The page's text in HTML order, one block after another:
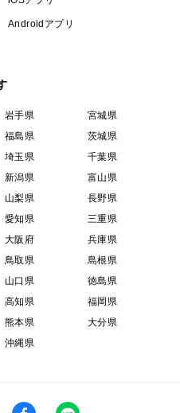
Androidアプリ
岩手県
宮城県
福島県
茨城県
埼玉県
千葉県
新潟県
富山県
山梨県
長野県
愛知県
三重県
大阪府
兵庫県
鳥取県
島根県
山口県
徳島県
高知県
福岡県
熊本県
大分県
沖縄県